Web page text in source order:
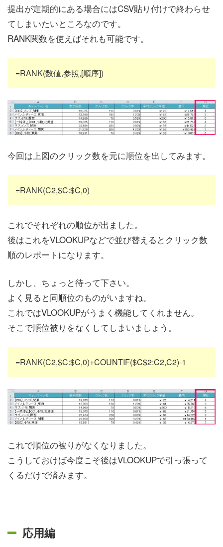
提出が定期的にある場合にはCSV貼り付けで終わらせ
てしまいたいところなのです。
RANK関数を使えばそれも可能です。
=RANK(数値,参照,[順序])
今回は上図のクリック数を元に順位を出してみます。
=RANK(C2,$C:$C,0)
これでそれぞれの順位が出ました。
後はこれをVLOOKUPなどで並び替えるとクリック数
順のレポートになります。
しかし、ちょっと待って下さい。
よく見ると同順位のものがいますね。
これではVLOOKUPがうまく機能してくれません。
そこで順位被りをなくしてしまいましょう。
=RANK(C2,$C:$C,0)+COUNTIF($C$2:C2,C2)-1
これで順位の被りがなくなりました。
こうしておけば今度こそ後はVLOOKUPで引っ張って
くるだけで済みます。
応用編